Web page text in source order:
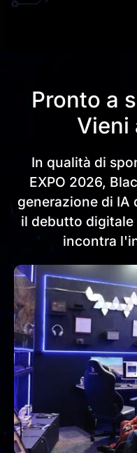
Pronto a
Vieni
In qualità di
EXPO 2026,
generazione di IA
il debutto
incontra
Get €30
new
CLAIM